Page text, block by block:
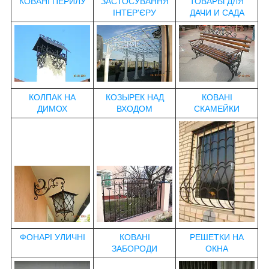
ІНТЕР'ЄРУ
ДАЧИ И САДА
КОЛПАК НА
ДИМОХ
КОЗЫРЕК НАД
ВХОДОМ
КОВАНІ
СКАМЕЙКИ
ФОНАРІ УЛИЧНІ
КОВАНІ
ЗАБОРОДИ
РЕШЕТКИ НА
ОКНА